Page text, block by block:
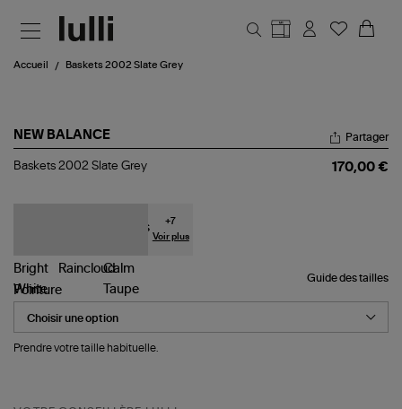
Accueil Baskets 2002 Slate Grey
NEW BALANCE
Baskets
Partager
Baskets 2002 Slate Grey 170,00 €
+7
Voir plus
Guide des tailles
Pointure
Prendre votre taille habituelle.